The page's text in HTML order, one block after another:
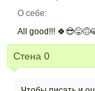
О себе:
All good!!!
Стена 0